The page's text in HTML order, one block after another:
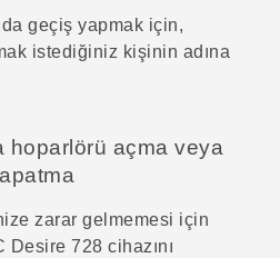
geçiş yapmak için,
istediğiniz kişinin adına
hoparlörü açma veya
zarar gelmemesi için
Desire 728 cihazını